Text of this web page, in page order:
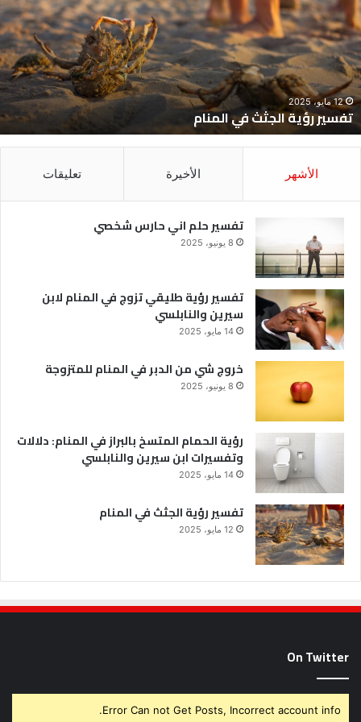
في
المنام
12 مايو، 2025
تفسير رؤية الجثث في المنام
الأشهر الأخيرة تعليقات
تفسير حلم اني حارس شخصي
8 يونيو، 2025
تفسير رؤية طليقي تزوج في المنام لابن
سيرين والنابلسي
14 مايو، 2025
خروج شي من الدبر في المنام للمتزوجة
8 يونيو، 2025
رؤية الحمام المتسخ بالبراز في المنام: دلالات
وتفسيرات ابن سيرين والنابلسي
14 مايو، 2025
تفسير رؤية الجثث في المنام
12 مايو، 2025
On Twitter
Error Can not Get Posts, Incorrect account info.